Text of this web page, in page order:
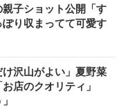
子ショット公開「す
り収まってて可愛す
沢山がよい」夏野菜
店のクオリティ」